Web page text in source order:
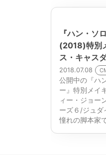
『ハン・ソ
(2018)特別
ス・キャス
2018.07.08
公開中の『ハ
ー』特別メイ
ィー・ジョー
ーズ６/ジュダ
憧れの脚本家